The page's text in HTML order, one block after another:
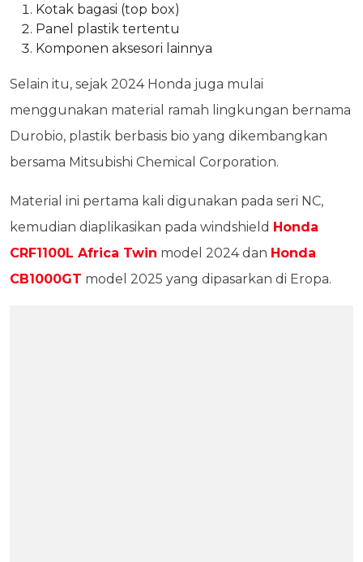
Kotak bagasi (top box)
Panel plastik tertentu
Komponen aksesori lainnya
Selain itu, sejak 2024 Honda juga mulai
menggunakan material ramah lingkungan bernama
Durobio, plastik berbasis bio yang dikembangkan
bersama Mitsubishi Chemical Corporation.
Material ini pertama kali digunakan pada seri NC,
kemudian diaplikasikan pada windshield Honda
CRF1100L Africa Twin model 2024 dan Honda
CB1000GT model 2025 yang dipasarkan di Eropa.